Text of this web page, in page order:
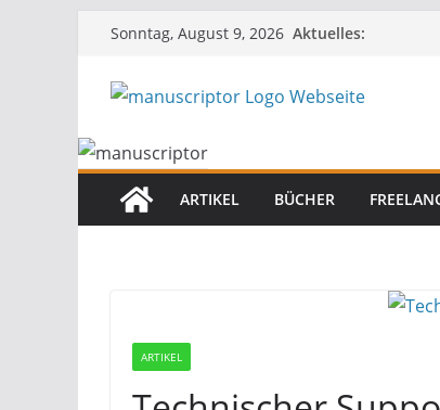
Sonntag, August 9, 2026 Aktuelles:
ARTIKEL BÜCHER
ARTIKEL